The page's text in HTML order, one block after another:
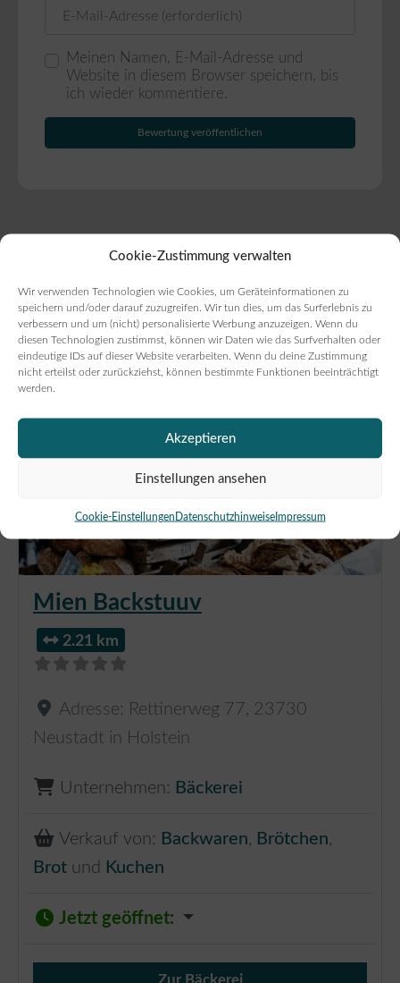
Cookie-Zustimmung verwalten
Wir verwenden Technologien wie Cookies, um Geräteinformationen zu
speichern und/oder darauf zuzugreifen. Wir tun dies, um das Surferlebnis zu
verbessern und um (nicht) personalisierte Werbung anzuzeigen. Wenn du
diesen Technologien zustimmst, können wir Daten wie das Surfverhalten oder
eindeutige IDs auf dieser Website verarbeiten. Wenn du deine Zustimmung
nicht erteilst oder zurückziehst, können bestimmte Funktionen beeinträchtigt
werden.
Akzeptieren
Einstellungen ansehen
Cookie-Einstellungen DatenschutzhinweiseImpressum
Meinen Namen, E-Mail-Adresse und
Website in diesem Browser speichern, bis
ich wieder kommentiere.
Weitere Bäckereien in der
Nähe
Mien Backstuuv
2.21 km
Adresse: Rettinerweg 77 , 23730
Neustadt in Holstein
Unternehmen: Bäckerei
Verkauf von: Backwaren, Brötchen,
Brot und Kuchen
Jetzt geöffnet: